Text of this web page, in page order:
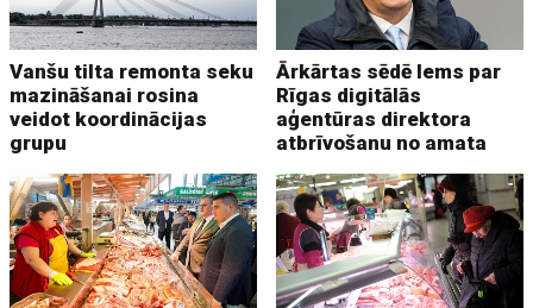
Vanšu tilta remonta seku
mazināšanai rosina
veidot koordinācijas
grupu
Ārkārtas sēdē lems par
Rīgas digitālās
aģentūras direktora
atbrīvošanu no amata